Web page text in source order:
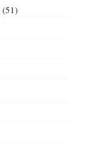
(51)